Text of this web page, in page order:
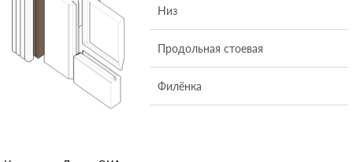
Низ
Продольная стоевая
Филёнка